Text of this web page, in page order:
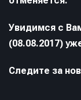
Увидимся с
(08.08.2017)
Следите за